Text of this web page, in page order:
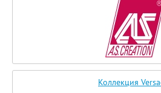
Коллекция